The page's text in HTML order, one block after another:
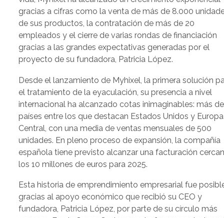
gracias a cifras como la venta de más de 8.000
de sus productos, la contratación de más de 20
empleados y el cierre de varias rondas de financiación
gracias a las grandes expectativas generadas por el
proyecto de su fundadora, Patricia López.
Desde el lanzamiento de Myhixel, la primera solución
el tratamiento de la eyaculación, su presencia a nivel
internacional ha alcanzado cotas inimaginables: más
países entre los que destacan Estados Unidos y Europa
Central, con una media de ventas mensuales de 500
unidades. En pleno proceso de expansión, la compañía
española tiene previsto alcanzar una facturación
los 10 millones de euros para 2025.
Esta historia de emprendimiento empresarial fue
gracias al apoyo económico que recibió su CEO y
fundadora, Patricia López, por parte de su círculo más